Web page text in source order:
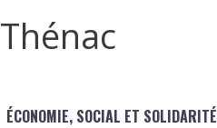
Thénac
ÉCONOMIE, SOCIAL ET SOLIDARITÉ